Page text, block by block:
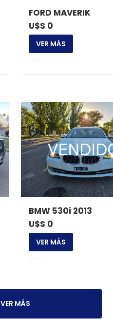
FORD MAVERIK
U$S 0
VER MÁS
BMW 530i 2013
U$S 0
VER MÁS
VER MÁS